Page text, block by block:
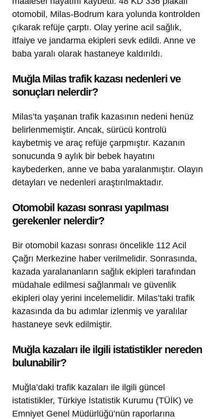
otomobil, Milas-Bodrum kara yolunda kontrolden
çıkarak refüje çarptı. Olay yerine acil sağlık,
itfaiye ve jandarma ekipleri sevk edildi. Anne ve
baba yaralı olarak hastaneye kaldırıldı.
Muğla Milas trafik kazası nedenleri ve
sonuçları nelerdir?
Milas’ta yaşanan trafik kazasının nedeni henüz
belirlenmemiştir. Ancak, sürücü kontrolü
kaybetmiş ve araç refüje çarpmıştır. Kazanın
sonucunda 9 aylık bir bebek hayatını
kaybederken, anne ve baba yaralanmıştır. Olayın
detayları ve nedenleri araştırılmaktadır.
Otomobil kazası sonrası yapılması
gerekenler nelerdir?
Bir otomobil kazası sonrası öncelikle 112 Acil
Çağrı Merkezine haber verilmelidir. Sonrasında,
kazada yaralananların sağlık ekipleri tarafından
müdahale edilmesi sağlanmalı ve güvenlik
ekipleri olay yerini incelemelidir. Milas’taki trafik
kazasında da bu adımlar izlenmiş ve yaralılar
hastaneye sevk edilmiştir.
Muğla kazaları ile ilgili istatistikler nereden
bulunabilir?
Muğla’daki trafik kazaları ile ilgili güncel
istatistikler, Türkiye İstatistik Kurumu (TÜİK) ve
Emniyet Genel Müdürlüğü’nün raporlarına